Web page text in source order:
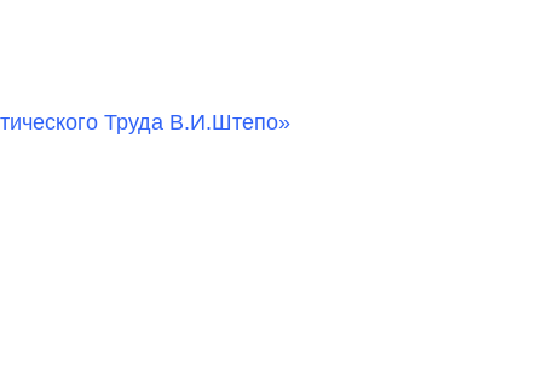
Труда В.И.Штепо»